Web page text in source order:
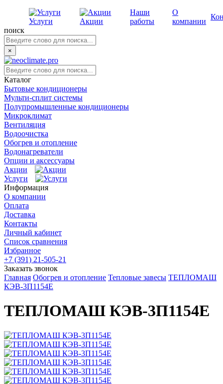
Услуги Акции
Наши
работы
О
компании
поиск
×
Каталог
Бытовые кондиционеры
Мульти-сплит системы
Полупромышленные кондиционеры
Микроклимат
Вентиляция
Водоочистка
Обогрев и отопление
Водонагреватели
Опции и аксессуары
Акции
Услуги
Информация
О компании
Оплата
Доставка
Контакты
Личный кабинет
Список сравнения
Избранное
+7 (391) 21-505-21
Заказать звонок
Главная Обогрев и отопление Тепловые завесы ТЕПЛОМАШ
КЭВ-3П1154Е
ТЕПЛОМАШ КЭВ-3П1154Е